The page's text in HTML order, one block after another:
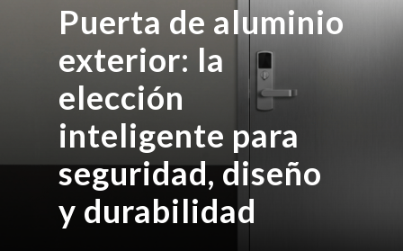
Puerta de aluminio
exterior: la
elección
inteligente para
seguridad, diseño
y durabilidad